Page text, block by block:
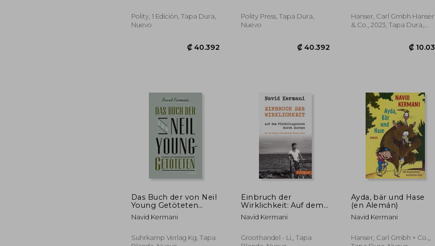
Polity, 1 Edición, Tapa Dura,
Nuevo
Polity Press, Tapa Dura,
Nuevo
Hanser, Carl Gmbh Hanser
& Co., 2023, Tapa Dura,
Das Buch der von Neil
Young Getöteten
(Suhrkamp
Taschenbuch) (en
Navid Kermani
Suhrkamp Verlag Kg, Tapa
Einbruch der
Wirklichkeit: Auf dem
Flüchtlingstreck
Durch Europa (en
Navid Kermani
Groothandel - Li,, Tapa
Ayda, bär und Hase
(en Alemán)
Navid Kermani
Hanser, Carl Gmbh + Co.,,